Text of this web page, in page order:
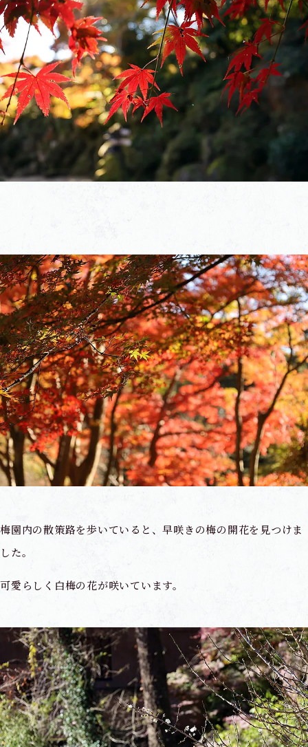
梅園内の散策路を歩いていると、早咲きの梅の開花を見つけま
した。
可愛らしく白梅の花が咲いています。